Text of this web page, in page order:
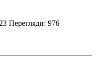
Перегляди: 976